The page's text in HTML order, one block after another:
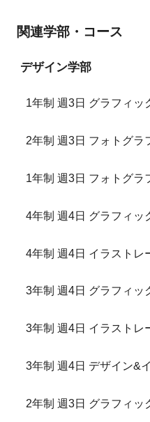
関連学部・コース
デザイン学部
1年制 週3日 グラフィッ
2年制 週3日 フォトグラ
1年制 週3日 フォトグラ
4年制 週4日 グラフィッ
4年制 週4日 イラストレ
3年制 週4日 グラフィッ
3年制 週4日 イラストレ
3年制 週4日 デザイン&
2年制 週3日 グラフィッ